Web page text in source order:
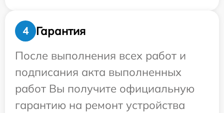
4
Гарантия
После выполнения всех работ и
подписания акта выполненных
работ Вы получите официальную
гарантию на ремонт устройства